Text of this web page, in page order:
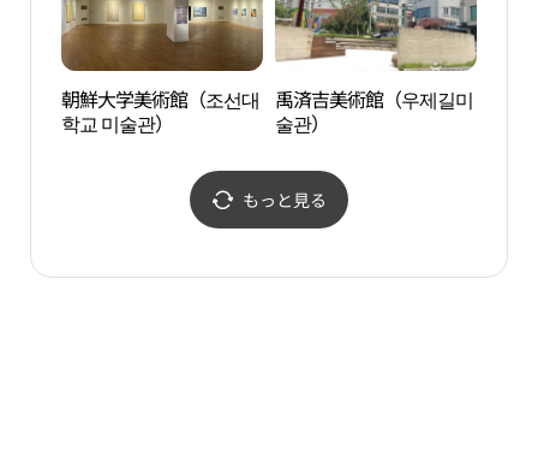
朝鮮大学美術館（조선대
학교 미술관）
禹済吉美術館（우제길미
술관）
もっと見る